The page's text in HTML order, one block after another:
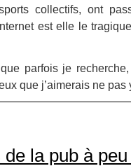
collectifs, ont
est elle le
parfois je
que j’aimerais ne pas
la pub à